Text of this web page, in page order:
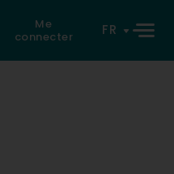
Me
connecter
FR